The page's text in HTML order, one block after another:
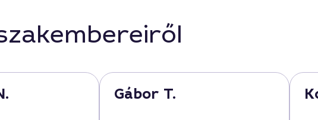
Gábor T.